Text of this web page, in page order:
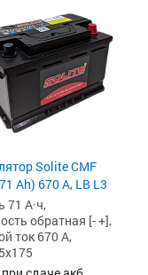
Solite CMF
Ah) 670 А, LB L3
71 А·ч,
обратная [- +],
ток 670 А,